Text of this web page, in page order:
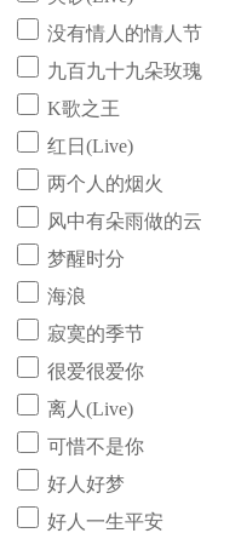
没有情人的情人节
九百九十九朵玫瑰
K歌之王
红日(Live)
两个人的烟火
风中有朵雨做的云
梦醒时分
海浪
寂寞的季节
很爱很爱你
离人(Live)
可惜不是你
好人好梦
好人一生平安